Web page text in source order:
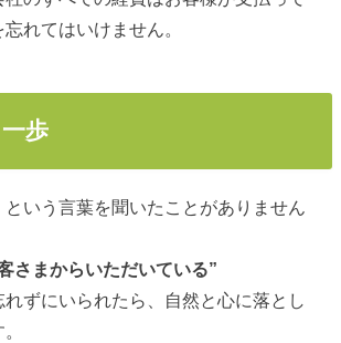
れてはいけません。
歩
という言葉を聞いたことがありません
さまからいただいている”
ずにいられたら、自然と心に落とし